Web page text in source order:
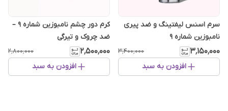
سرم اسنس لیفتینگ و ضد پیری
نامبوزین شماره ۹
۳٬۱۵۰٬۰۰۰ ۳٬۴۰۰٬۰۰۰
افزودن به سبد
کرم دور چشم نامبوزین شماره ۹ –
ضد چروک و تیرگی
۲٬۵۰۰٬۰۰۰ ۲٬۸۰۰٬۰۰۰
افزودن به سبد